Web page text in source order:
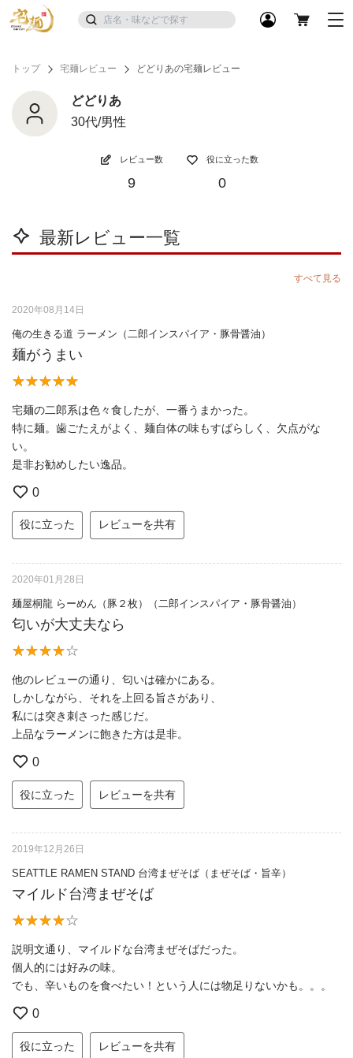
トップ 宅麺レビュー どどりあの宅麺レビュー
どどりあ
30代/男性
レビュー数
9
役に立った数
0
最新レビュー一覧
すべて見る
2020年08月14日
俺の生きる道 ラーメン（二郎インスパイア・豚骨醤油）
麺がうまい
宅麺の二郎系は色々食したが、一番うまかった。
特に麺。歯ごたえがよく、麺自体の味もすばらしく、欠点がな
い。
是非お勧めしたい逸品。
0
役に立った レビューを共有
2020年01月28日
麺屋桐龍 らーめん（豚２枚）（二郎インスパイア・豚骨醤油）
匂いが大丈夫なら
他のレビューの通り、匂いは確かにある。
しかしながら、それを上回る旨さがあり、
私には突き刺さった感じだ。
上品なラーメンに飽きた方は是非。
0
役に立った レビューを共有
2019年12月26日
SEATTLE RAMEN STAND 台湾まぜそば（まぜそば・旨辛）
マイルド台湾まぜそば
説明文通り、マイルドな台湾まぜそばだった。
個人的には好みの味。
でも、辛いものを食べたい！という人には物足りないかも。。。
0
役に立った レビューを共有